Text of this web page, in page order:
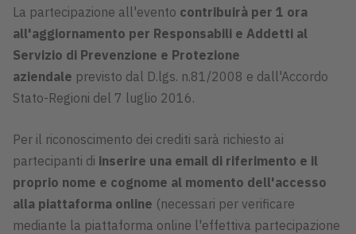
La partecipazione all'evento contribuirà per 1 ora
all'aggiornamento per Responsabili e Addetti al
Servizio di Prevenzione e Protezione
aziendale previsto dal D.lgs. n.81/2008 e dall'Accordo
Stato-Regioni del 7 luglio 2016.
Per il riconoscimento dei crediti sarà richiesto ai
partecipanti di inserire una email di riferimento e il
proprio nome e cognome al momento dell'accesso
alla piattaforma online (necessari per verificare
mediante la piattaforma online l'effettiva partecipazione